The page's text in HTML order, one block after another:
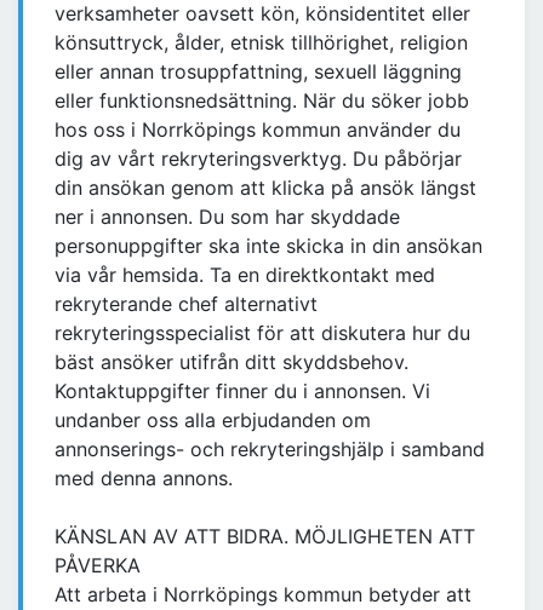
verksamheter oavsett kön, könsidentitet eller
könsuttryck, ålder, etnisk tillhörighet, religion
eller annan trosuppfattning, sexuell läggning
eller funktionsnedsättning. När du söker jobb
hos oss i Norrköpings kommun använder du
dig av vårt rekryteringsverktyg. Du påbörjar
din ansökan genom att klicka på ansök längst
ner i annonsen. Du som har skyddade
personuppgifter ska inte skicka in din ansökan
via vår hemsida. Ta en direktkontakt med
rekryterande chef alternativt
rekryteringsspecialist för att diskutera hur du
bäst ansöker utifrån ditt skyddsbehov.
Kontaktuppgifter finner du i annonsen. Vi
undanber oss alla erbjudanden om
annonserings- och rekryteringshjälp i samband
med denna annons.
KÄNSLAN AV ATT BIDRA. MÖJLIGHETEN ATT
PÅVERKA
Att arbeta i Norrköpings kommun betyder att